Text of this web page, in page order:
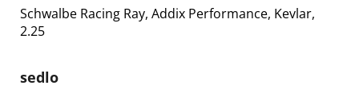
Schwalbe Racing Ray, Addix Performance, Kevlar,
2.25
sedlo